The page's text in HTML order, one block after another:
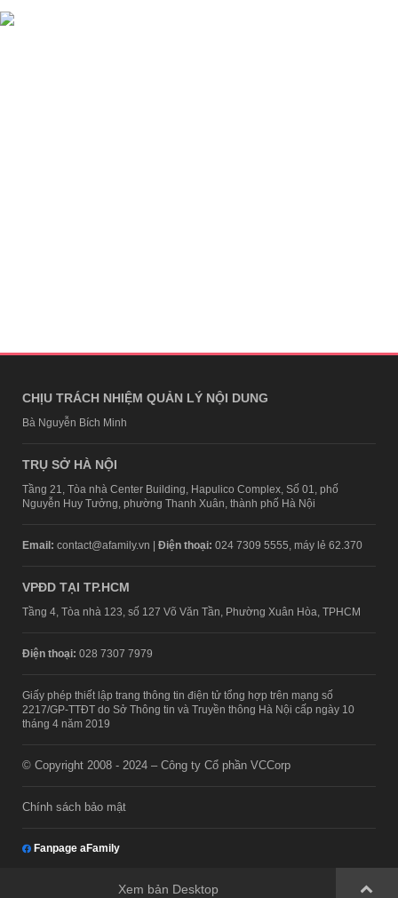
CHỊU TRÁCH NHIỆM QUẢN LÝ NỘI DUNG
Bà Nguyễn Bích Minh
TRỤ SỞ HÀ NỘI
Tầng 21, Tòa nhà Center Building, Hapulico Complex, Số 01, phố
Nguyễn Huy Tưởng, phường Thanh Xuân, thành phố Hà Nội
Email: contact@afamily.vn | Điện thoại: 024 7309 5555, máy lẻ 62.370
VPĐD TẠI TP.HCM
Tầng 4, Tòa nhà 123, số 127 Võ Văn Tần, Phường Xuân Hòa, TPHCM
Điện thoại: 028 7307 7979
Giấy phép thiết lập trang thông tin điện tử tổng hợp trên mạng số
2217/GP-TTĐT do Sở Thông tin và Truyền thông Hà Nội cấp ngày 10
tháng 4 năm 2019
© Copyright 2008 - 2024 – Công ty Cổ phần VCCorp
Chính sách bảo mật
Fanpage aFamily
Xem bản Desktop